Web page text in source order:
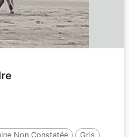
Non Constatée
Gris